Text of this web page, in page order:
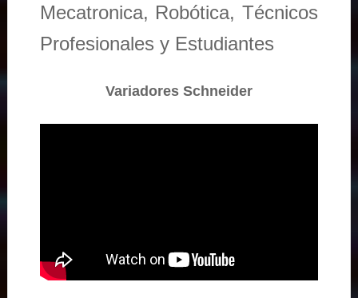
Mecatronica, Robótica, Técnicos
Profesionales y Estudiantes
Variadores Schneider